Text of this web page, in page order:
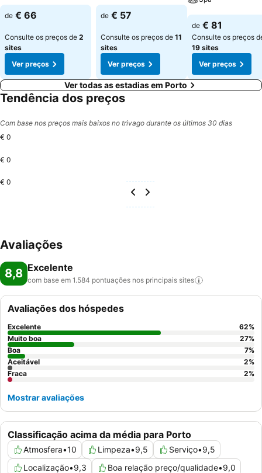
Ver preços
de € 66
Consulte os preços de 2
sites
Ver preços
Ver preços
de € 57
Consulte os preços de 11
sites
Ver preços
Ver preços
de € 81
Consulte os preços
19 sites
Ver preços
Ver todas as estadias em Porto
Tendência dos preços
Com base nos preços mais baixos no trivago durante os últimos 30 dias
€ 0
€ 0
€ 0
Avaliações
8,8 Excelente
com base em 1.584 pontuações nos principais sites
Classificação acima da média para Porto
Atmosfera•10 Limpeza•9,5 Serviço•9,5
Localização•9,3 Boa relação preço/qualidade•9,0
Avaliações dos hóspedes
Excelente 62%
Muito boa
27%
Boa
7%
Aceitável
2%
Fraca
2%
Mostrar avaliações